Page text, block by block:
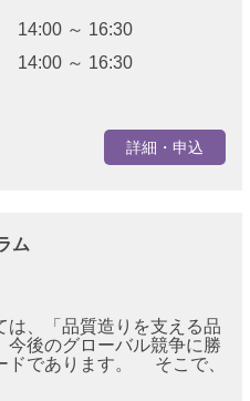
14:00 ～ 16:30
14:00 ～ 16:30
詳細・申込
ム
は、「品質造りを支える品
今後のグローバル競争に勝
ドであります。 そこで、